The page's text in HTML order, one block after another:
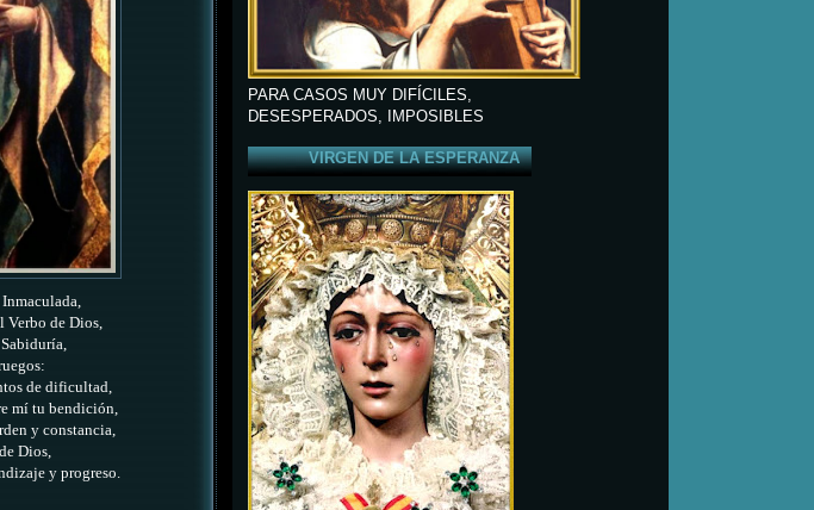
Verbo de Dios,
de dificultad,
mí tu bendición,
y constancia,
Dios,
y progreso.
PARA CASOS MUY DIFÍCILES,
DESESPERADOS, IMPOSIBLES
VIRGEN DE LA ESPERANZA